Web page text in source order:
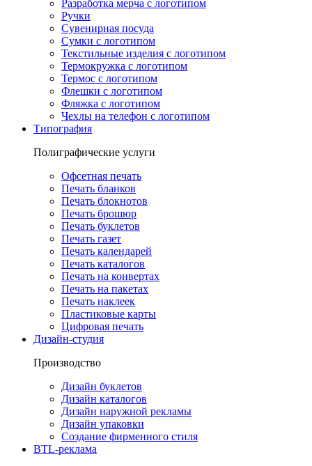
Разработка мерча с логотипом
Ручки
Сувенирная посуда
Сумки с логотипом
Текстильные изделия с логотипом
Термокружка с логотипом
Термос с логотипом
Флешки с логотипом
Фляжка с логотипом
Чехлы на телефон с логотипом
Типография
Полиграфические услуги
Офсетная печать
Печать бланков
Печать блокнотов
Печать брошюр
Печать буклетов
Печать газет
Печать календарей
Печать каталогов
Печать на конвертах
Печать на пакетах
Печать наклеек
Пластиковые карты
Цифровая печать
Дизайн-студия
Производство
Дизайн буклетов
Дизайн каталогов
Дизайн наружной рекламы
Дизайн упаковки
Создание фирменного стиля
BTL-реклама